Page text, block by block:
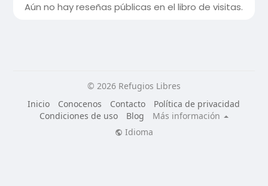
Aún no hay reseñas públicas en el libro de visitas.
© 2026 Refugios Libres
Inicio
Conocenos Contacto
Política de privacidad
Condiciones de uso
Blog
Más información
Idioma